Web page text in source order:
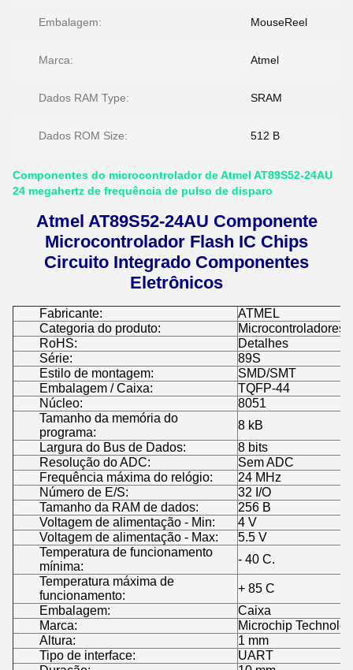
Embalagem: MouseReel
Marca: Atmel
Dados RAM Type: SRAM
Dados ROM Size: 512 B
Componentes do microcontrolador de Atmel AT89S52-24AU
24 megahertz de frequência de pulso de disparo
Atmel AT89S52-24AU Componente
Microcontrolador Flash IC Chips
Circuito Integrado Componentes
Eletrônicos
Fabricante:
ATMEL
Categoria do produto:
Microcontroladores
RoHS:
Detalhes
Série:
89S
Estilo de montagem:
SMD/SMT
Embalagem / Caixa:
TQFP-44
Núcleo:
8051
Tamanho da memória do
programa:
8 kB
Largura do Bus de Dados:
8 bits
Resolução do ADC:
Sem ADC
Frequência máxima do relógio:
24 MHz
Número de E/S:
32 I/O
Tamanho da RAM de dados:
256 B
Voltagem de alimentação - Min:
4 V
Voltagem de alimentação - Max:
5.5 V
Temperatura de funcionamento
mínima:
- 40 C.
Temperatura máxima de
funcionamento:
+ 85 C
Embalagem:
Caixa
Marca:
Microchip
Altura:
1 mm
Tipo de interface:
UART